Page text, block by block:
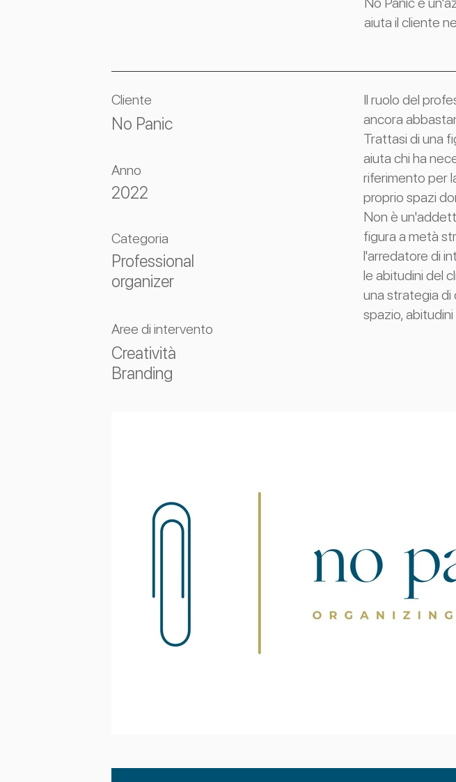
aiuta il cliente
Cliente
No Panic
Anno
2022
Categoria
Professional
organizer
Aree di intervento
Creatività
Branding
Il ruolo del
ancora
Trattasi di una
aiuta chi ha
riferimento per
proprio spazi
Non è
figura a metà
l'arredatore di
le abitudini del
una strategia di
spazio,